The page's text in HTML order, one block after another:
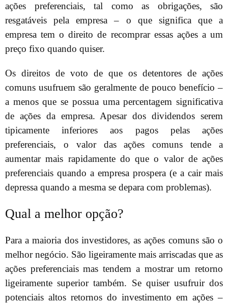
ações preferenciais, tal como as obrigações, são
resgatáveis pela empresa – o que significa que a
empresa tem o direito de recomprar essas ações a um
preço fixo quando quiser.
Os direitos de voto de que os detentores de ações
comuns usufruem são geralmente de pouco benefício –
a menos que se possua uma percentagem significativa
de ações da empresa. Apesar dos dividendos serem
tipicamente inferiores aos pagos pelas ações
preferenciais, o valor das ações comuns tende a
aumentar mais rapidamente do que o valor de ações
preferenciais quando a empresa prospera (e a cair mais
depressa quando a mesma se depara com problemas).
Qual a melhor opção?
Para a maioria dos investidores, as ações comuns são o
melhor negócio. São ligeiramente mais arriscadas que as
ações preferenciais mas tendem a mostrar um retorno
ligeiramente superior também. Se quiser usufruir dos
potenciais altos retornos do investimento em ações –